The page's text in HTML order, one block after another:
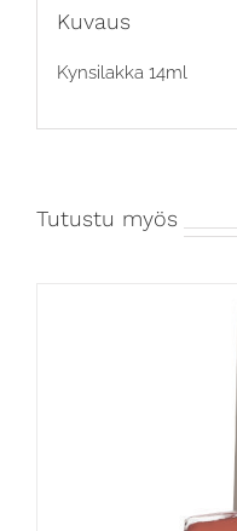
Kuvaus
Kynsilakka 14ml
Tutustu myös